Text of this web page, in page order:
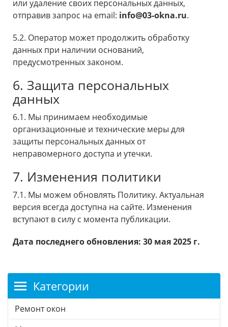
или удаление своих персональных данных,
отправив запрос на email: info@03-okna.ru.
5.2. Оператор может продолжить обработку
данных при наличии оснований,
предусмотренных законом.
6. Защита персональных
данных
6.1. Мы принимаем необходимые
организационные и технические меры для
защиты персональных данных от
неправомерного доступа и утечки.
7. Изменения политики
7.1. Мы можем обновлять Политику. Актуальная
версия всегда доступна на сайте. Изменения
вступают в силу с момента публикации.
Дата последнего обновления: 30 мая 2025 г.
Категории
Ремонт окон